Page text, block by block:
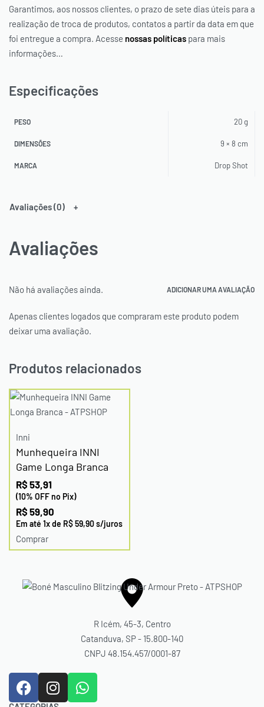
Garantimos, aos nossos clientes, o prazo de sete dias úteis para a
realização de troca de produtos, contatos a partir da data em que
foi entregue a compra. Acesse nossas políticas para mais
informações…
Especificações
PESO 20 g
DIMENSÕES 9 × 8 cm
MARCA Drop Shot
Avaliações (0)
Avaliações
Não há avaliações ainda. ADICIONAR UMA AVALIAÇÃO
Apenas clientes logados que compraram este produto podem
deixar uma avaliação.
Produtos relacionados
Inni
Munhequeira INNI
Game Longa Branca
R$ 53,91
(10% OFF no Pix)
R$ 59,90
Em até 1x de R$59,90s/juros
Comprar
R Icém, 45-3, Centro
Catanduva, SP - 15.800-140
CNPJ 48.154.457/0001-87